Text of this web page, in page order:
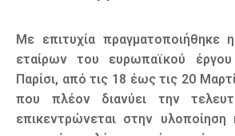
Με επιτυχία πραγματοποιήθηκε
εταίρων του ευρωπαϊκού
Παρίσι, από τις 18 έως τις 20
που πλέον διανύει την
επικεντρώνεται στην υλοποίηση